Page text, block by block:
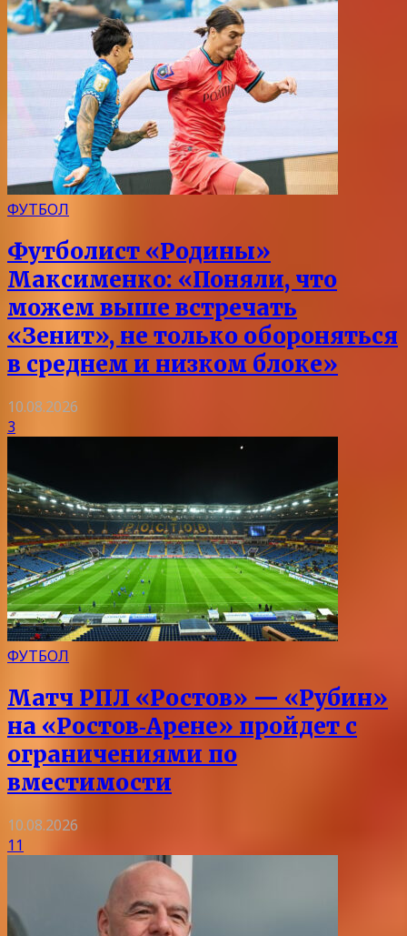
ФУТБОЛ
Футболист «Родины»
Максименко: «Поняли, что
можем выше встречать
«Зенит», не только обороняться
в среднем и низком блоке»
10.08.2026
3
ФУТБОЛ
Матч РПЛ «Ростов» — «Рубин»
на «Ростов‑Арене» пройдет с
ограничениями по
вместимости
10.08.2026
11